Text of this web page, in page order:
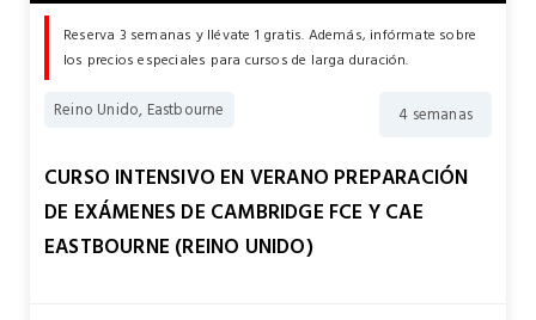
Reserva 3 semanas y llévate 1 gratis. Además, infórmate sobre
los precios especiales para cursos de larga duración.
Reino Unido, Eastbourne 4 semanas
CURSO INTENSIVO EN VERANO PREPARACIÓN
DE EXÁMENES DE CAMBRIDGE FCE Y CAE
EASTBOURNE (REINO UNIDO)